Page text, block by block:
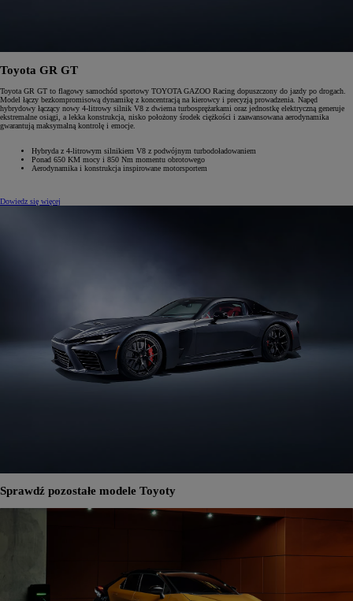
Toyota GR GT
Toyota GR GT to flagowy samochód sportowy TOYOTA GAZOO Racing dopuszczony do jazdy po drogach.
Model łączy bezkompromisową dynamikę z koncentracją na kierowcy i precyzją prowadzenia. Napęd
hybrydowy łączący nowy 4-litrowy silnik V8 z dwiema turbosprężarkami oraz jednostkę elektryczną generuje
ekstremalne osiągi, a lekka konstrukcja, nisko położony środek ciężkości i zaawansowana aerodynamika
gwarantują maksymalną kontrolę i emocje.
Hybryda z 4-litrowym silnikiem V8 z podwójnym turbodoładowaniem
Ponad 650 KM mocy i 850 Nm momentu obrotowego
Aerodynamika i konstrukcja inspirowane motorsportem
Dowiedz się więcej
Sprawdź pozostałe modele Toyoty